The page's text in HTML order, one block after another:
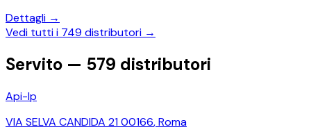
Dettagli →
Vedi tutti i 749 distributori →
Servito — 579 distributori
Api-Ip
VIA SELVA CANDIDA 21 00166,Roma